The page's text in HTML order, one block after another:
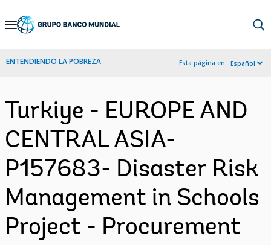
Skip
Navigation
ENTENDIENDO LA POBREZA Esta página en: Español
Turkiye - EUROPE AND
CENTRAL ASIA-
P157683- Disaster Risk
Management in Schools
Project - Procurement